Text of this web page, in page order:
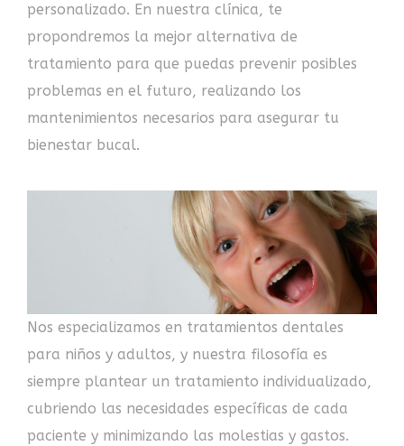
personalizado. En nuestra clínica, te
propondremos la mejor alternativa de
tratamiento para que puedas prevenir posibles
problemas en el futuro, realizando los
mantenimientos necesarios para asegurar tu
bienestar bucal.
Nos especializamos en tratamientos dentales
para niños y adultos, y nuestra filosofía es
siempre plantear un tratamiento individualizado,
cubriendo las necesidades específicas de cada
paciente y minimizando las molestias y gastos.